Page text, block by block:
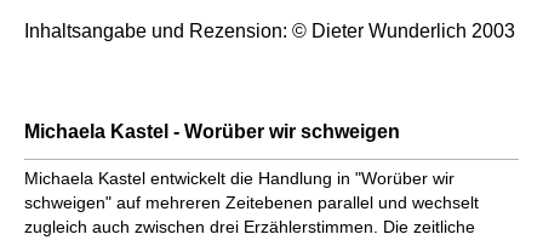
Inhaltsangabe und Rezension: © Dieter Wunderlich 2003
Michaela Kastel - Worüber wir schweigen
Michaela Kastel entwickelt die Handlung in "Worüber wir
schweigen" auf mehreren Zeitebenen parallel und wechselt
zugleich auch zwischen drei Erzählerstimmen. Die zeitliche